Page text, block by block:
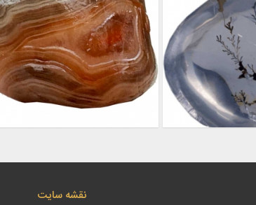
نقشه سایت